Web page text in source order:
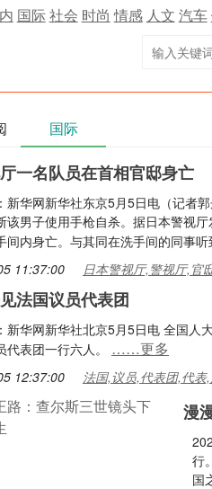
国际社会 时尚 情感 人文 汽车
国际
一名队员在首相官邸身亡
新华网新华社东京5月5日电（记者
该男子使用手枪自杀。据日本警视
间内身亡。与其同在洗手间的同事
11:37:00 日本警视厅,警视厅,官
法国议员代表团
新华网新华社北京5月5日电 全国人
代表团一行六人。 ……更多
12:37:00 法国,议员,代表团,代表
漫
行
国